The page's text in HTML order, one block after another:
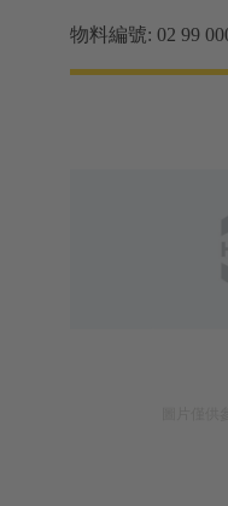
物料編號: 02 99